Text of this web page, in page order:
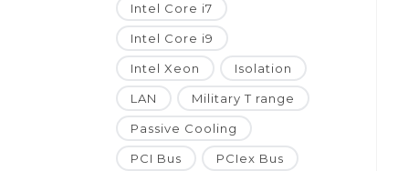
Intel Core i7
Intel Core i9
Intel Xeon Isolation
LAN Military T range
Passive Cooling
PCI Bus PCIex Bus